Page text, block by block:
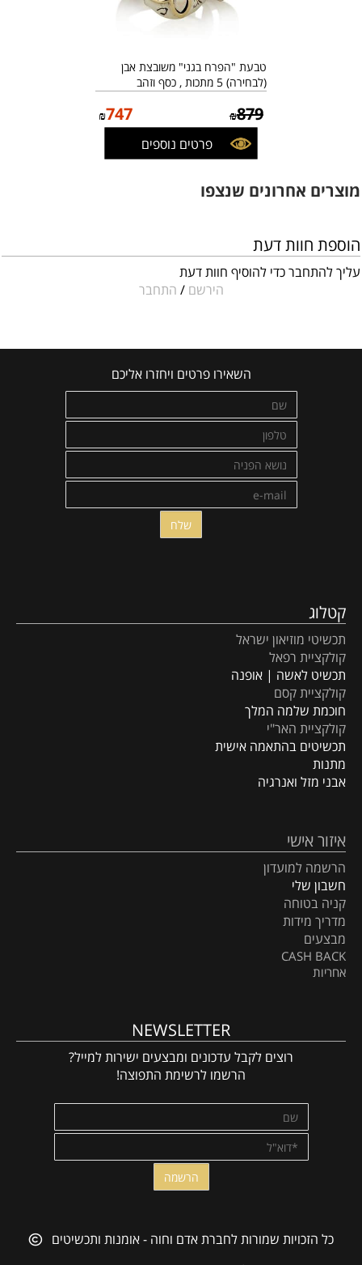
טבעת "הפרח בגני" משובצת אבן
(לבחירה) 5 מתכות , כסף וזהב
₪879
₪747
פרטים נוספים
מוצרים אחרונים שנצפו
הוספת חוות דעת
עליך להתחבר כדי להוסיף חוות דעת
הירשם / התחבר
השאירו פרטים ויחזרו אליכם
קטלוג
תכשיטי מוזיאון ישראל
קולקציית רפאל
תכשיט לאשה | אופנה
קולקציית קסם
חוכמת שלמה המלך
קולקציית האר"י
תכשיטים בהתאמה אישית
מתנות
אבני מזל ואנרגיה
איזור אישי
הרשמה למועדון
חשבון שלי
קניה בטוחה
מדריך מידות
מבצעים
CASH BACK
אחריות
NEWSLETTER
רוצים לקבל עדכונים ומבצעים ישירות למייל?
הרשמו לרשימת התפוצה!
כל הזכויות שמורות לחברת אדם וחוה - אומנות ותכשיטים